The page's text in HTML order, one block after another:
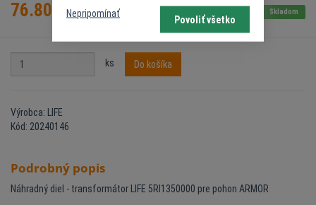
76.80 s DPH Skladom
ks Do košíka
Výrobca: LIFE
Kód: 20240146
Podrobný popis
Náhradný diel - transformátor LIFE 5RI1350000 pre pohon ARMOR
Nepripomínať
Povoliť všetko